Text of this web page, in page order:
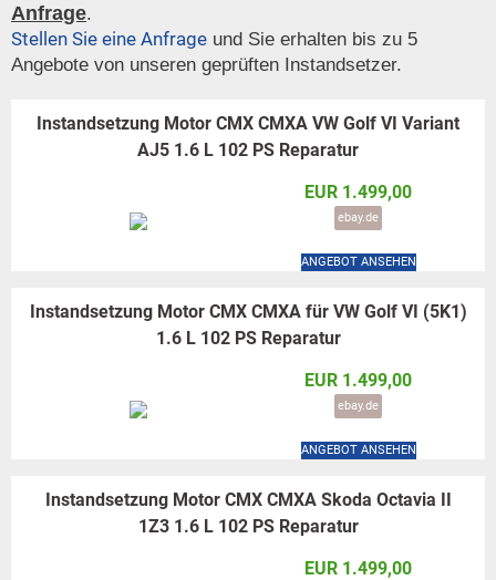
Anfrage.
Stellen Sie eine Anfrage und Sie erhalten bis zu 5
Angebote von unseren geprüften Instandsetzer.
Instandsetzung Motor CMX CMXA VW Golf VI Variant
AJ5 1.6 L 102 PS Reparatur
EUR 1.499,00
ebay.de
ANGEBOT ANSEHEN
Instandsetzung Motor CMX CMXA für VW Golf VI (5K1)
1.6 L 102 PS Reparatur
EUR 1.499,00
ebay.de
ANGEBOT ANSEHEN
Instandsetzung Motor CMX CMXA Skoda Octavia II
1Z3 1.6 L 102 PS Reparatur
EUR 1.499,00